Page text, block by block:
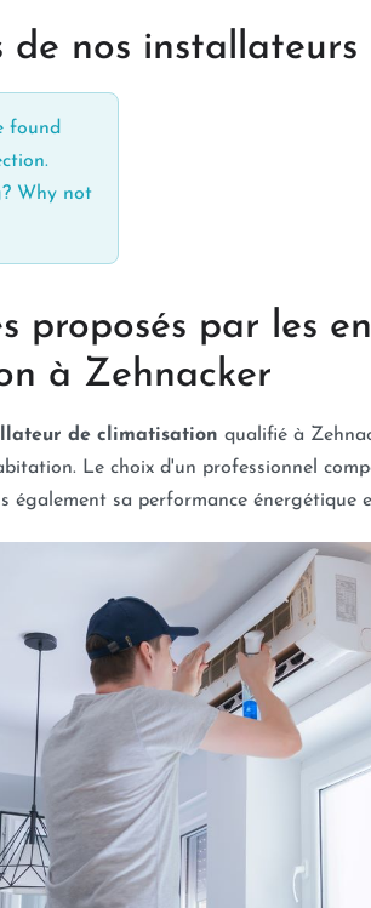
de nos
found
Why not
proposés par les
à Zehnacker
de climatisation qualifié à
Le choix d'un professionnel
également sa performance énergétique